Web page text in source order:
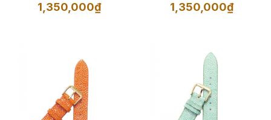
1,350,000₫ 1,350,000₫